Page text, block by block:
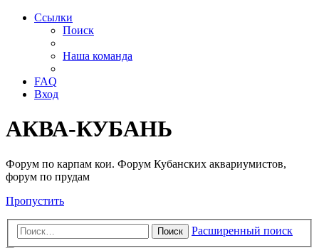
Ссылки
Поиск
Наша команда
FAQ
Вход
АКВА-КУБАНЬ
Форум по карпам кои. Форум Кубанских аквариумистов,
форум по прудам
Пропустить
Поиск Расширенный поиск